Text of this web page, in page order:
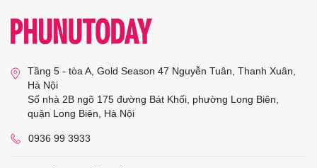
Tầng 5 - tòa A, Gold Season 47 Nguyễn Tuân, Thanh Xuân,
Hà Nội
Số nhà 2B ngõ 175 đường Bát Khối, phường Long Biên,
quận Long Biên, Hà Nội
0936 99 3933